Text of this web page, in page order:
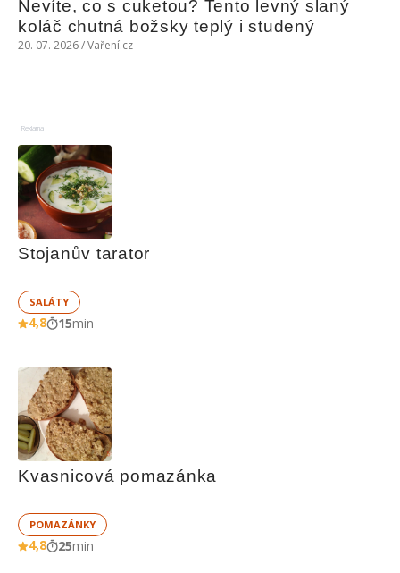
Nevíte, co s cuketou? Tento levný slaný
koláč chutná božsky teplý i studený
20. 07. 2026 / Vaření.cz
Reklama
Stojanův tarator
SALÁTY
4,8 15min
Kvasnicová pomazánka
POMAZÁNKY
4,8 25min